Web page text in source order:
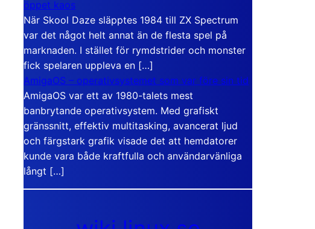
öppet kaos
När Skool Daze släpptes 1984 till ZX Spectrum
var det något helt annat än de flesta spel på
marknaden. I stället för rymdstrider och monster
fick spelaren uppleva en […]
AmigaOS – operativsystemet som var före sin tid
AmigaOS var ett av 1980-talets mest
banbrytande operativsystem. Med grafiskt
gränssnitt, effektiv multitasking, avancerat ljud
och färgstark grafik visade det att hemdatorer
kunde vara både kraftfulla och användarvänliga
långt […]